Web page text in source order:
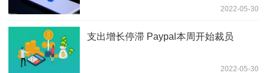
2022-05-30
支出增长停滞 Paypal本周开始裁员
2022-05-30